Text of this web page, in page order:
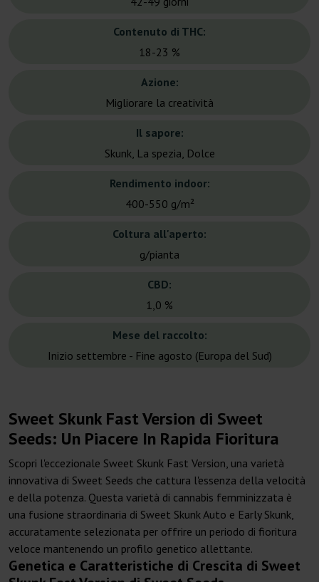
Contenuto di THC:
18-23 %
Azione:
Migliorare la creatività
Il sapore:
Skunk, La spezia, Dolce
Rendimento indoor:
400-550 g/m²
Coltura all'aperto:
g/pianta
CBD:
1,0 %
Mese del raccolto:
Inizio settembre - Fine agosto (Europa del Sud)
Sweet Skunk Fast Version di Sweet
Seeds: Un Piacere In Rapida Fioritura
Scopri l'eccezionale Sweet Skunk Fast Version, una varietà
innovativa di Sweet Seeds che cattura l'essenza della velocità
e della potenza. Questa varietà di cannabis femminizzata è
una fusione straordinaria di Sweet Skunk Auto e Early Skunk,
accuratamente selezionata per offrire un periodo di fioritura
veloce mantenendo un profilo genetico allettante.
Genetica e Caratteristiche di Crescita di Sweet